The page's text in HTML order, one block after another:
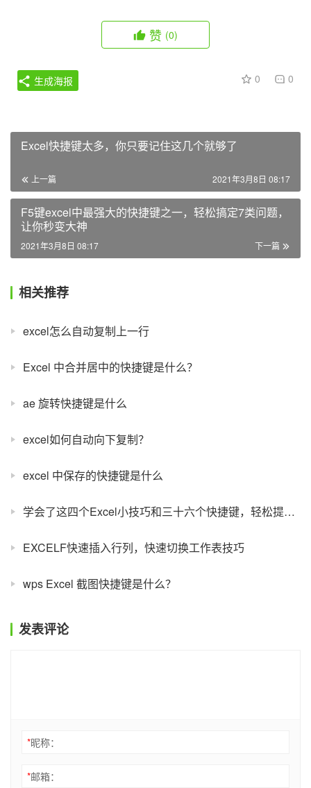
赞 (0)
0 0
生成海报
Excel快捷键太多，你只要记住这几个就够了
上一篇 2021年3月8日 08:17
F5键excel中最强大的快捷键之一，轻松搞定7类问题，
让你秒变大神
下一篇
2021年3月8日 08:17
相关推荐
excel怎么自动复制上一行
Excel 中合并居中的快捷键是什么？
ae 旋转快捷键是什么
excel如何自动向下复制？
excel 中保存的快捷键是什么
学会了这四个Excel小技巧和三十六个快捷键，轻松提高工作效率！
EXCELF快速插入行列，快速切换工作表技巧
wps Excel 截图快捷键是什么？
发表评论
*昵称：
*邮箱：